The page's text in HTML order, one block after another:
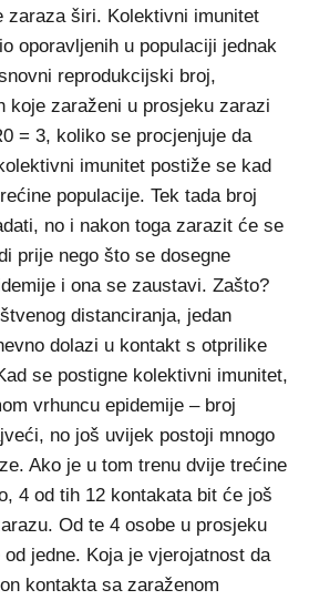
zaraza širi. Kolektivni imunitet
oporavljenih u populaciji jednak
reprodukcijski broj,
koje zaraženi u prosjeku zarazi
= 3, koliko se procjenjuje da
imunitet postiže se kad
populacije. Tek tada broj
no i nakon toga zarazit će se
prije nego što se dosegne
i ona se zaustavi. Zašto?
distanciranja, jedan
dolazi u kontakt s otprilike
se postigne kolektivni imunitet,
vrhuncu epidemije – broj
no još uvijek postoji mnogo
Ako je u tom trenu dvije trećine
4 od tih 12 kontakata bit će još
Od te 4 osobe u prosjeku
jedne. Koja je vjerojatnost da
kontakta sa zaraženom